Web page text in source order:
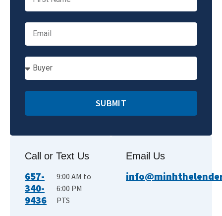
SUBMIT
Call or Text Us
657-
340-
9436
9:00 AM to
6:00 PM
PTS
Email Us